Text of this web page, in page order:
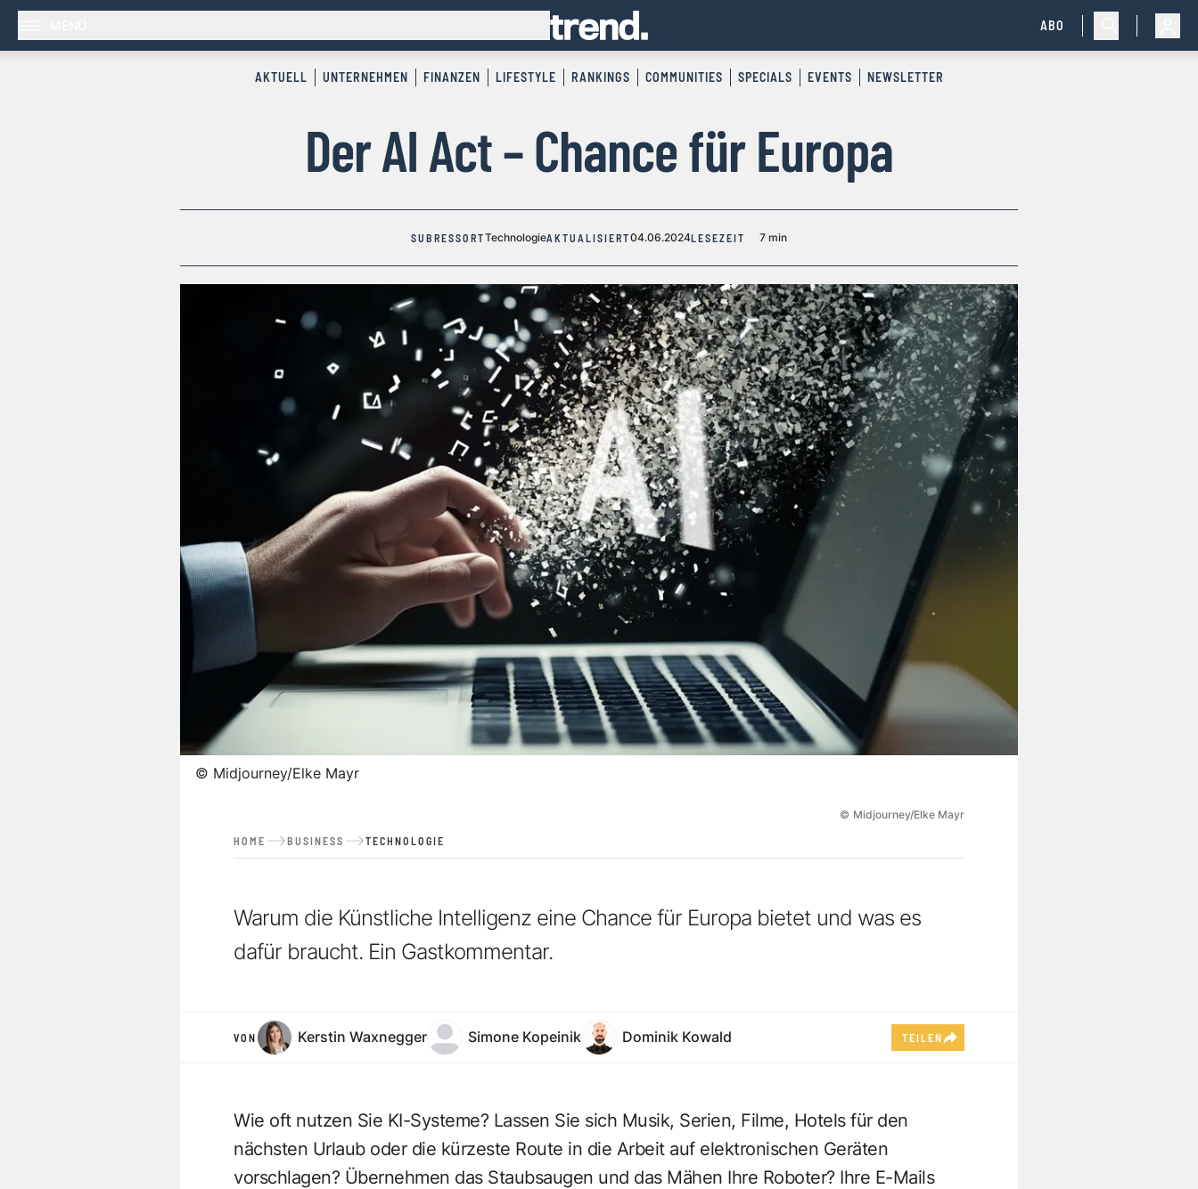
ABO
AKTUELL UNTERNEHMEN FINANZEN LIFESTYLE RANKINGS COMMUNITIES SPECIALS EVENTS NEWSLETTER
Der AI Act – Chance für Europa
SUBRESSORTTechnologieAKTUALISIERT04.06.2024LESEZEIT 7 min
© Midjourney/Elke Mayr
© Midjourney/Elke Mayr
HOME BUSINESS TECHNOLOGIE
Warum die Künstliche Intelligenz eine Chance für Europa bietet und was es
dafür braucht. Ein Gastkommentar.
VON Kerstin Waxnegger Simone Kopeinik Dominik Kowald TEILEN
Wie oft nutzen Sie KI-Systeme? Lassen Sie sich Musik, Serien, Filme, Hotels für den
nächsten Urlaub oder die kürzeste Route in die Arbeit auf elektronischen Geräten
vorschlagen? Übernehmen das Staubsaugen und das Mähen Ihre Roboter? Ihre E-Mails